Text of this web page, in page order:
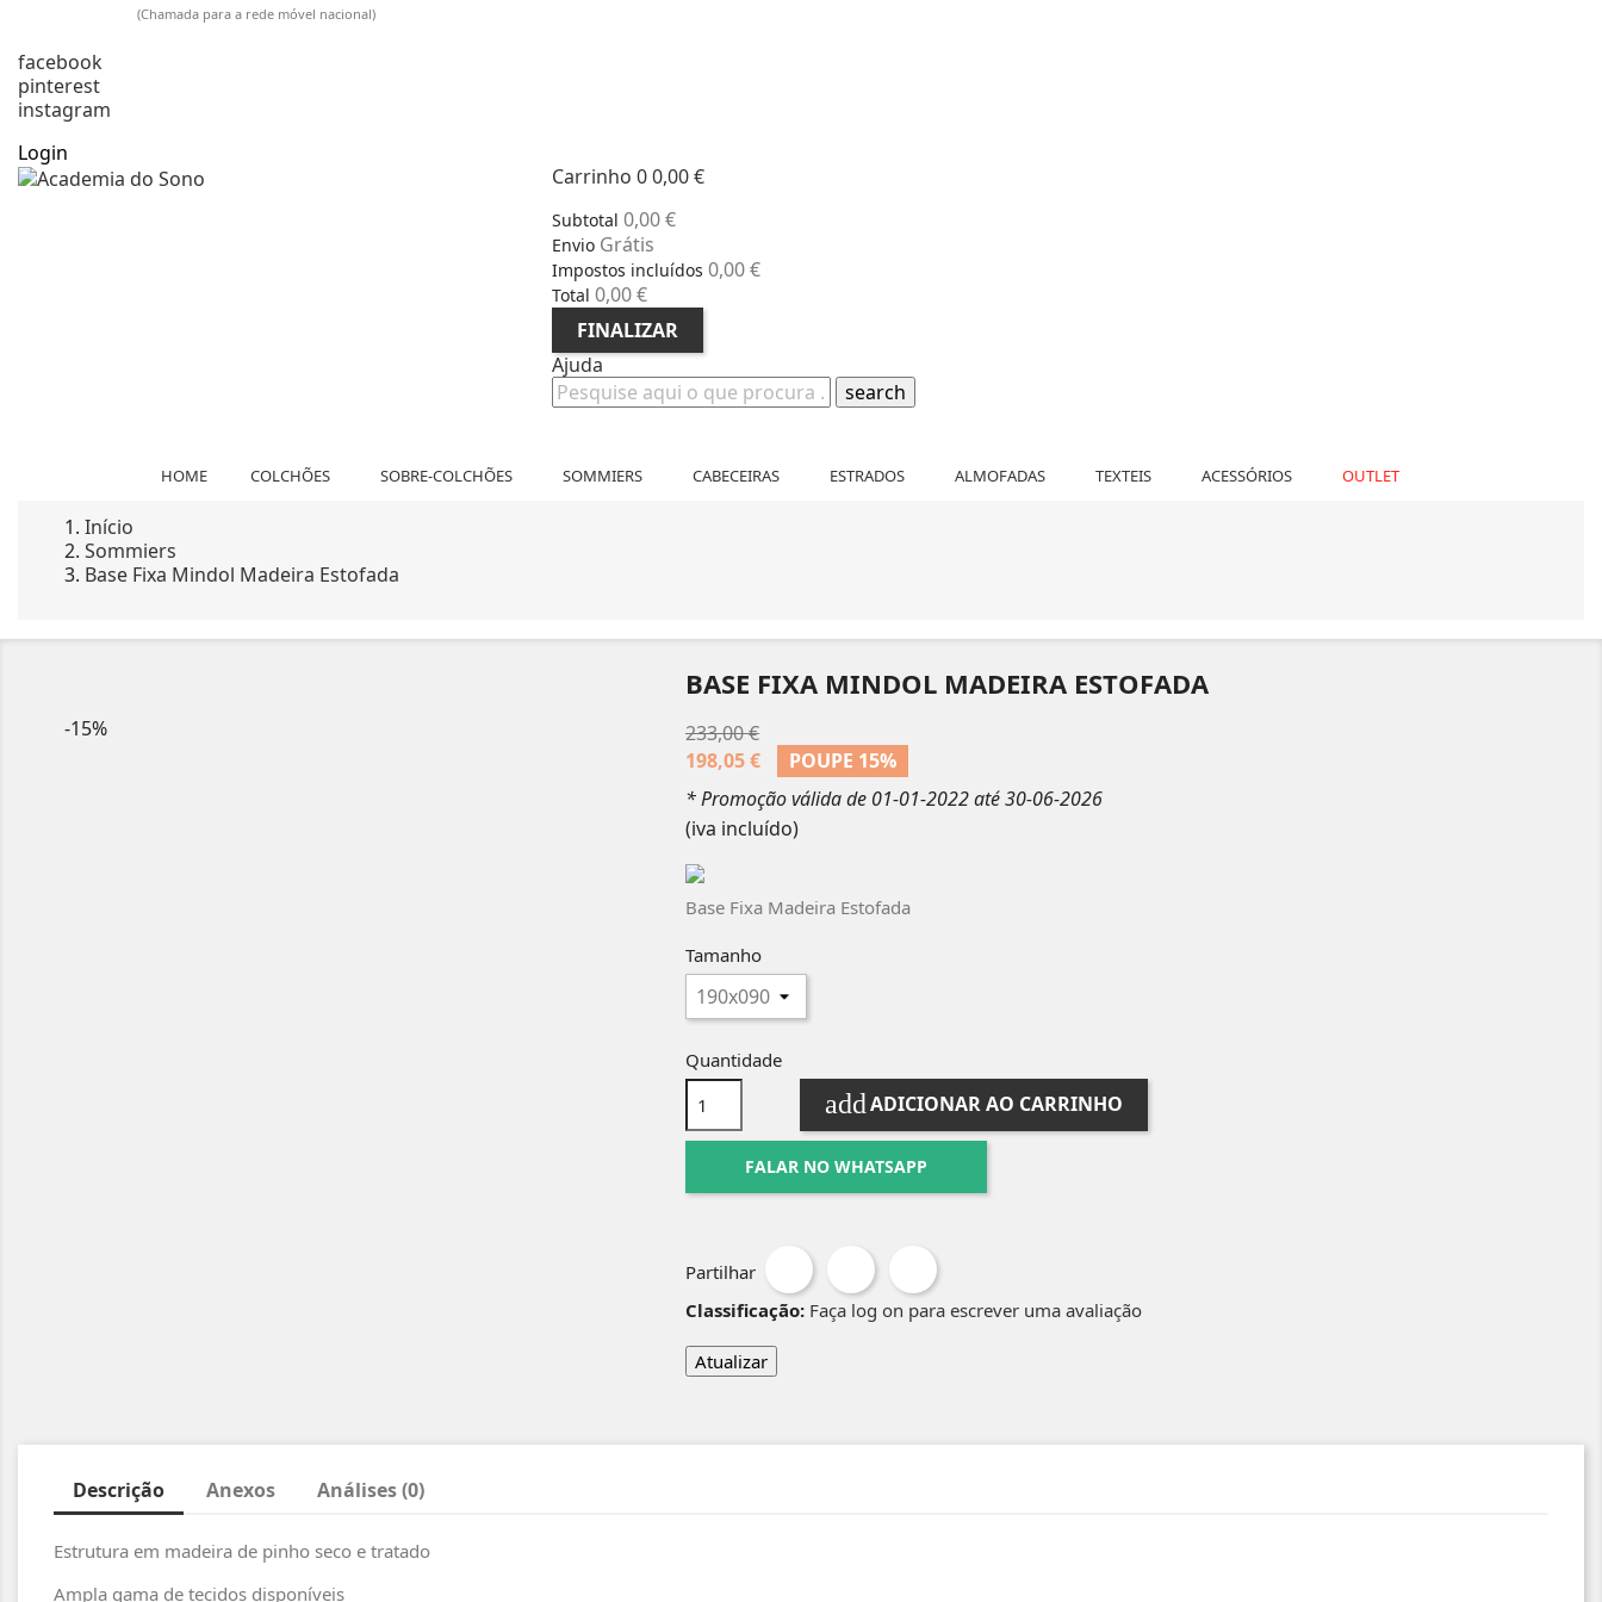
(Chamada para a rede móvel nacional)
facebook
pinterest
instagram
Login
Carrinho 00,00 €
Subtotal 0,00 €
Envio Grátis
Impostos incluídos 0,00 €
Total 0,00 €
FINALIZAR
Ajuda
search
HOME COLCHÕES SOBRE-COLCHÕES SOMMIERS CABECEIRAS ESTRADOS ALMOFADAS TEXTEIS ACESSÓRIOS OUTLET
Início
Sommiers
Base Fixa Mindol Madeira Estofada
-15%
BASE FIXA MINDOL MADEIRA ESTOFADA
233,00 €
198,05 €
POUPE 15%
* Promoção válida de 01-01-2022 até 30-06-2026
(iva incluído)
Base Fixa Madeira Estofada
Tamanho
Quantidade
addADICIONAR AO CARRINHO
FALAR NO WHATSAPP
Partilhar
Classificação: Faça log on para escrever uma avaliação
Descrição Anexos Análises (0)
Estrutura em madeira de pinho seco e tratado
Ampla gama de tecidos disponíveis